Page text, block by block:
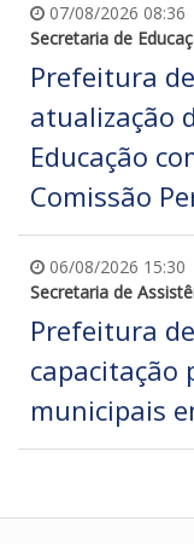
07/08/2026 08:36
Secretaria de
Prefeitura
atualização
Educação
Comissão
06/08/2026 15:30
Secretaria de
Prefeitura
capacitação
municipais